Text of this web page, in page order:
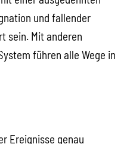
Elemente befinden
wir aber doch mit
dass sich all das
auswirken wird.
wiederum vor allem
Diese